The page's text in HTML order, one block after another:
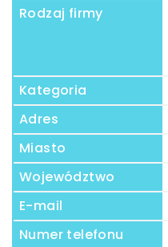
Rodzaj firmy
Kategoria
Adres
Miasto
Województwo
E-mail
Numer telefonu